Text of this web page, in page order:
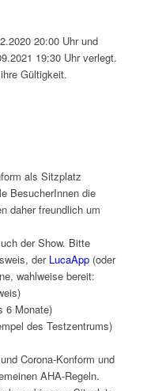
20:00 Uhr und
19:30 Uhr verlegt.
Gültigkeit.
als Sitzplatz
BesucherInnen die
daher freundlich um
der Show. Bitte
der LucaApp(oder
wahlweise bereit:
6 Monate)
des Testzentrums)
Corona-Konform und
AHA-Regeln.